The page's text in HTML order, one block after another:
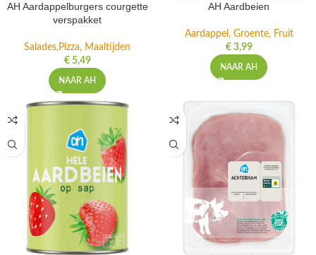
AH Aardappelburgers courgette
verspakket
Salades,Pizza, Maaltijden
€5,49
NAAR AH
AH Aardbeien
Aardappel, Groente, Fruit
€3,99
NAAR AH